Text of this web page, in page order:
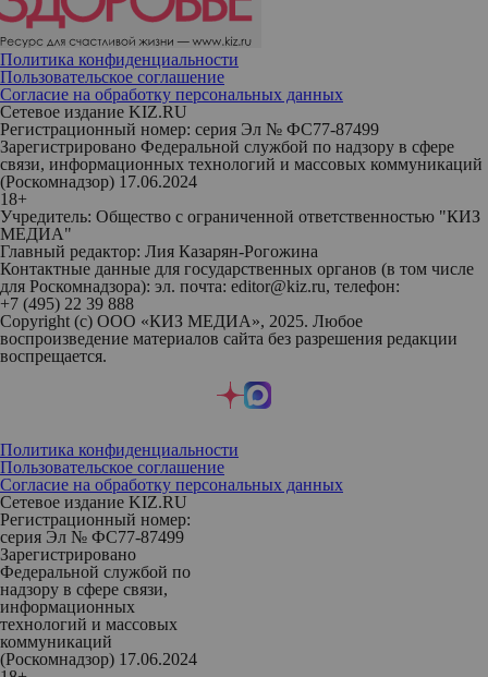
Политика конфиденциальности
Пользовательское соглашение
Согласие на обработку персональных данных
Сетевое издание KIZ.RU
Регистрационный номер: серия Эл № ФС77-87499
Зарегистрировано Федеральной службой по надзору в сфере
связи, информационных технологий и массовых коммуникаций
(Роскомнадзор) 17.06.2024
18+
Учредитель: Общество с ограниченной ответственностью "КИЗ
МЕДИА"
Главный редактор: Лия Казарян-Рогожина
Контактные данные для государственных органов (в том числе
для Роскомнадзора): эл. почта: editor@kiz.ru, телефон:
+7 (495) 22 39 888
Copyright (с) ООО «КИЗ МЕДИА», 2025. Любое
воспроизведение материалов сайта без разрешения редакции
воспрещается.
Политика конфиденциальности
Пользовательское соглашение
Согласие на обработку персональных данных
Сетевое издание KIZ.RU
Регистрационный номер:
серия Эл № ФС77-87499
Зарегистрировано
Федеральной службой по
надзору в сфере связи,
информационных
технологий и массовых
коммуникаций
(Роскомнадзор) 17.06.2024